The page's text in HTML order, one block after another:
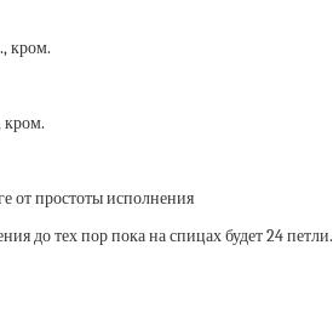
кром.
кром.
до тех пор пока на спицах будет 24 петли.